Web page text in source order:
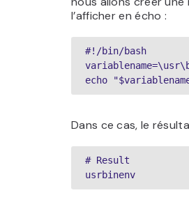
l’afficher en écho :
#!/bin/bash
echo
Dans ce cas, le
# Result
usrbinenv